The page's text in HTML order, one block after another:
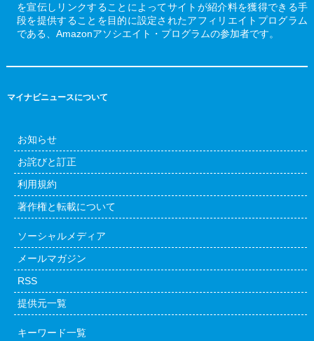
を宣伝しリンクすることによってサイトが紹介料を獲得できる手
段を提供することを目的に設定されたアフィリエイトプログラム
である、Amazonアソシエイト・プログラムの参加者です。
マイナビニュースについて
お知らせ
お詫びと訂正
利用規約
著作権と転載について
ソーシャルメディア
メールマガジン
RSS
提供元一覧
キーワード一覧